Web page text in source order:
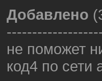
Добавлено
не поможет
код4 по сети